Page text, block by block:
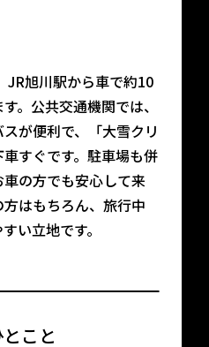
JR旭川駅から車で約10
。公共交通機関では、
が便利で、「大雪クリ
すぐです。駐車場も併
の方でも安心して来
はもちろん、旅行中
い立地です。
こと